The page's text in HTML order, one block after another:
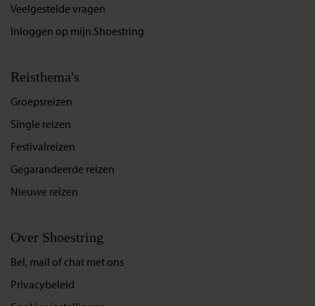
Veelgestelde vragen
Inloggen op mijn.Shoestring
Reisthema's
Groepsreizen
Single reizen
Festivalreizen
Gegarandeerde reizen
Nieuwe reizen
Over Shoestring
Bel, mail of chat met ons
Privacybeleid